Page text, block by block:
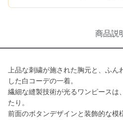
商品説
上品な刺繍が施された胸元と、ふ
した白コーデの一着。
繊細な縫製技術が光るワンピースは
たり。
前面のボタンデザインと装飾的な模